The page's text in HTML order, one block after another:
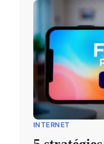
INTERNET